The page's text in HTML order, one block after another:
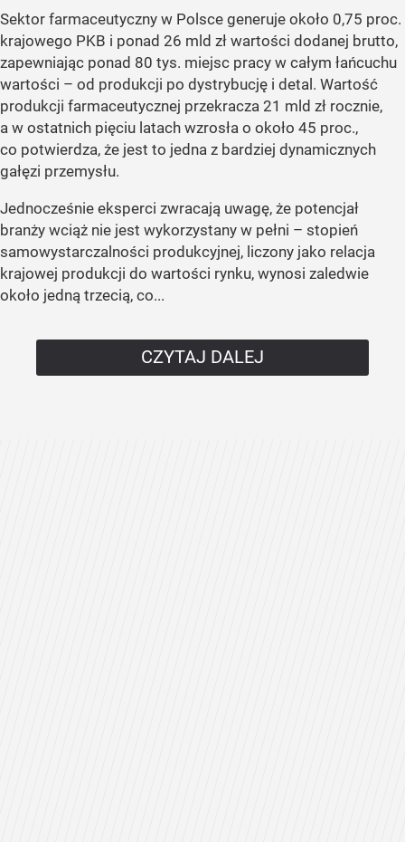
Sektor farmaceutyczny w Polsce generuje około 0,75 proc.
krajowego PKB i ponad 26 mld zł wartości dodanej brutto,
zapewniając ponad 80 tys. miejsc pracy w całym łańcuchu
wartości – od produkcji po dystrybucję i detal. Wartość
produkcji farmaceutycznej przekracza 21 mld zł rocznie,
a w ostatnich pięciu latach wzrosła o około 45 proc.,
co potwierdza, że jest to jedna z bardziej dynamicznych
gałęzi przemysłu.
Jednocześnie eksperci zwracają uwagę, że potencjał
branży wciąż nie jest wykorzystany w pełni – stopień
samowystarczalności produkcyjnej, liczony jako relacja
krajowej produkcji do wartości rynku, wynosi zaledwie
około jedną trzecią, co...
CZYTAJ DALEJ